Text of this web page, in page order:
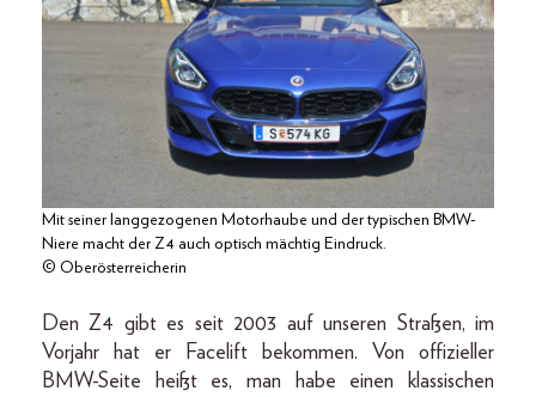
Mit seiner langgezogenen Motorhaube und der typischen BMW-
Niere macht der Z4 auch optisch mächtig Eindruck.
© Oberösterreicherin
Den Z4 gibt es seit 2003 auf unseren Straßen, im
Vorjahr hat er Facelift bekommen. Von offizieller
BMW-Seite heißt es, man habe einen klassischen